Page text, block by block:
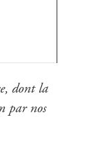
dont la
par nos